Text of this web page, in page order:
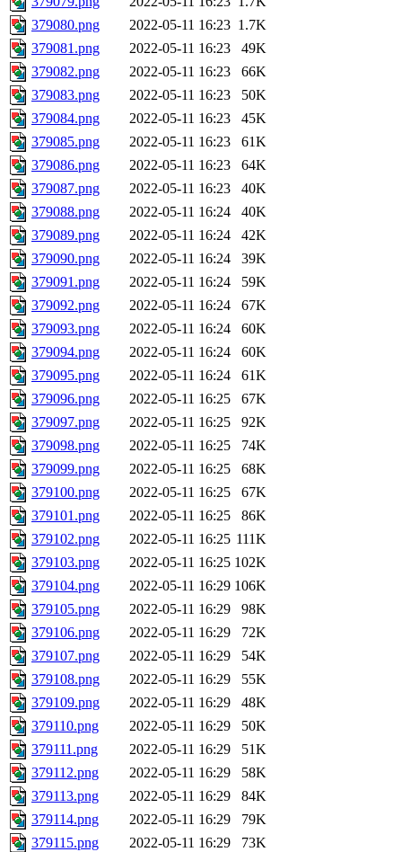
379080.png
2022-05-11 16:23 1.7K
379081.png
2022-05-11 16:23
49K
379082.png
2022-05-11 16:23
66K
379083.png
2022-05-11 16:23
50K
379084.png
2022-05-11 16:23
45K
379085.png
2022-05-11 16:23
61K
379086.png
2022-05-11 16:23
64K
379087.png
2022-05-11 16:23
40K
379088.png
2022-05-11 16:24
40K
379089.png
2022-05-11 16:24
42K
379090.png
2022-05-11 16:24
39K
379091.png
2022-05-11 16:24
59K
379092.png
2022-05-11 16:24
67K
379093.png
2022-05-11 16:24
60K
379094.png
2022-05-11 16:24
60K
379095.png
2022-05-11 16:24
61K
379096.png
2022-05-11 16:25
67K
379097.png
2022-05-11 16:25
92K
379098.png
2022-05-11 16:25
74K
379099.png
2022-05-11 16:25
68K
379100.png
2022-05-11 16:25
67K
379101.png
2022-05-11 16:25
86K
379102.png
2022-05-11 16:25 111K
379103.png
2022-05-11 16:25 102K
379104.png
2022-05-11 16:29 106K
379105.png
2022-05-11 16:29
98K
379106.png
2022-05-11 16:29
72K
379107.png
2022-05-11 16:29
54K
379108.png
2022-05-11 16:29
55K
379109.png
2022-05-11 16:29
48K
379110.png
2022-05-11 16:29
50K
379111.png
2022-05-11 16:29
51K
379112.png
2022-05-11 16:29
58K
379113.png
2022-05-11 16:29
84K
379114.png
2022-05-11 16:29
79K
379115.png
2022-05-11 16:29
73K